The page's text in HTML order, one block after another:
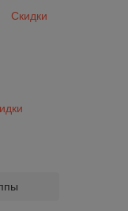
Скидки